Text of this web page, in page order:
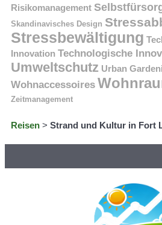
Risikomanagement
Skandinavisches Design
Stressbewältigung
Innovation Technologische
Umweltschutz Urban
Wohnaccessoires
Zeitmanagement
Reisen > Strand und Kultur in Fort